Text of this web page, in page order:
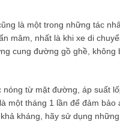
là một trong những tác
mâm, nhất là khi xe di
cung đường gồ ghề, không
từ mặt đường, áp suất
một tháng 1 lần để đảm
kháng, hãy sử dụng